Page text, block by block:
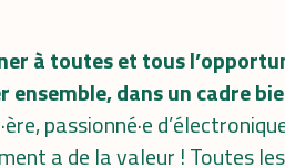
à toutes et tous
ensemble, dans un cadre
passionné·e
a de la valeur ! Toutes